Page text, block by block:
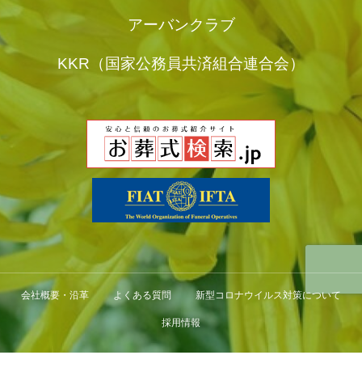
アーバンクラブ
KKR（国家公務員共済組合連合会）
会社概要・沿革 よくある質問 新型コロナウイルス対策について
採用情報